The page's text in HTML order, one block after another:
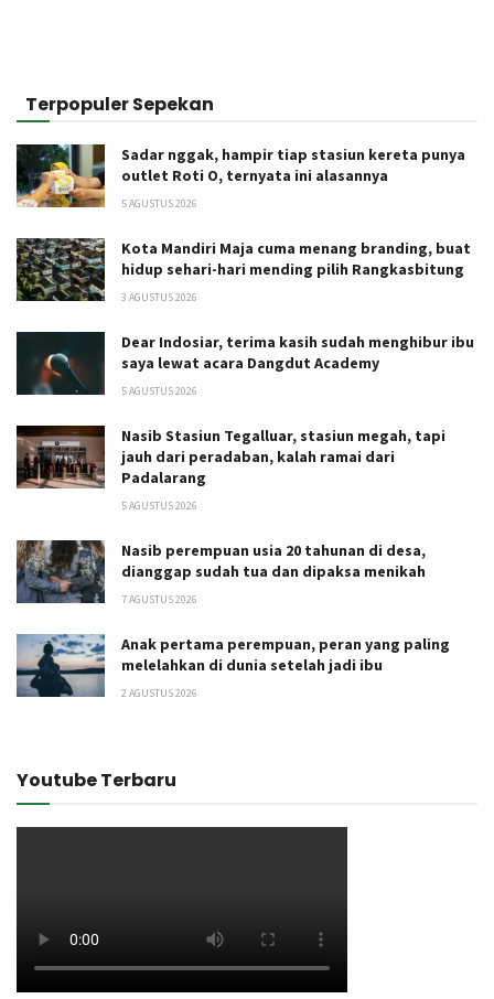
Terpopuler Sepekan
Sadar nggak, hampir tiap stasiun kereta punya
outlet Roti O, ternyata ini alasannya
5 AGUSTUS 2026
Kota Mandiri Maja cuma menang branding, buat
hidup sehari-hari mending pilih Rangkasbitung
3 AGUSTUS 2026
Dear Indosiar, terima kasih sudah menghibur ibu
saya lewat acara Dangdut Academy
5 AGUSTUS 2026
Nasib Stasiun Tegalluar, stasiun megah, tapi
jauh dari peradaban, kalah ramai dari
Padalarang
5 AGUSTUS 2026
Nasib perempuan usia 20 tahunan di desa,
dianggap sudah tua dan dipaksa menikah
7 AGUSTUS 2026
Anak pertama perempuan, peran yang paling
melelahkan di dunia setelah jadi ibu
2 AGUSTUS 2026
Youtube Terbaru